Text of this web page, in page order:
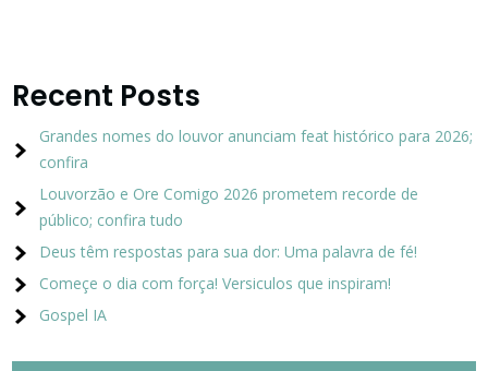
Recent Posts
Grandes nomes do louvor anunciam feat histórico para 2026;
confira
Louvorzão e Ore Comigo 2026 prometem recorde de
público; confira tudo
Deus têm respostas para sua dor: Uma palavra de fé!
Começe o dia com força! Versiculos que inspiram!
Gospel IA